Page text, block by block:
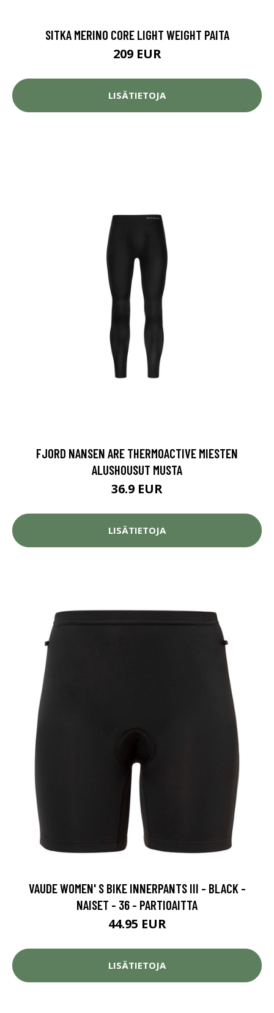
SITKA MERINO CORE LIGHT WEIGHT PAITA
209 EUR
LISÄTIETOJA
FJORD NANSEN ARE THERMOACTIVE MIESTEN
ALUSHOUSUT MUSTA
36.9 EUR
LISÄTIETOJA
VAUDE WOMEN' S BIKE INNERPANTS III - BLACK -
NAISET - 36 - PARTIOAITTA
44.95 EUR
LISÄTIETOJA